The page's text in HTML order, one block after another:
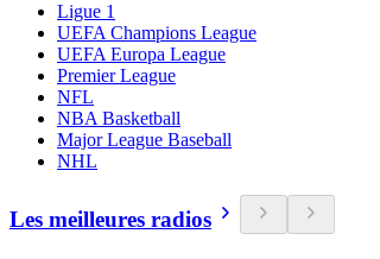
Ligue 1
UEFA Champions League
UEFA Europa League
Premier League
NFL
NBA Basketball
Major League Baseball
NHL
Les meilleures radios